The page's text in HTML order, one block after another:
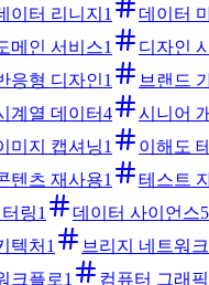
이터 리니지 1 데이터
메인 서비스1 디자인
응형 디자인1 브랜드
계열 데이터4 시니어
미지 캡셔닝1 이해도
텐츠 재사용1 테스트
링1 데이터 사이언스5
텍처 1 브리지 네트워크
크플로1 컴퓨터 그래